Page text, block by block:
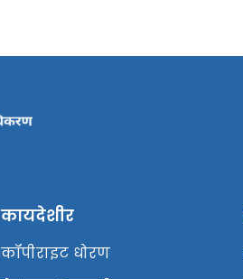
कायदेशीर
कॉपीराइट धोरण